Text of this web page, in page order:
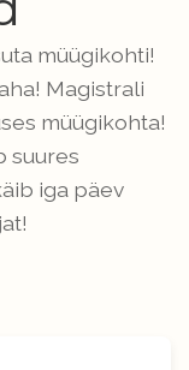
müügikohti!
Magistrali
müügikohta!
suures
iga päev